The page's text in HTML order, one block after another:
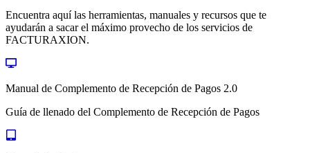
Encuentra aquí las herramientas, manuales y recursos que te
ayudarán a sacar el máximo provecho de los servicios de
FACTURAXION.
Manual de Complemento de Recepción de Pagos 2.0
Guía de llenado del Complemento de Recepción de Pagos